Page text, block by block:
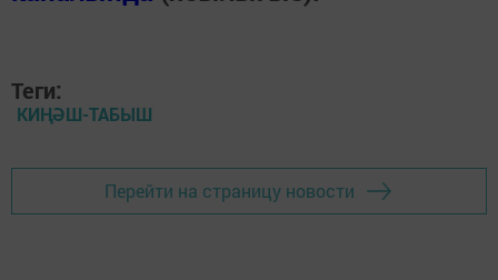
Теги:
КИҢӘШ-ТАБЫШ
Перейти на страницу новости